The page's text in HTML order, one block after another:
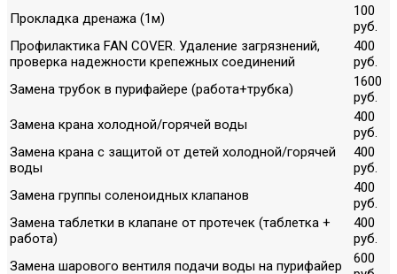
Прокладка дренажа (1м)
100
руб.
Профилактика FAN COVER. Удаление загрязнений,
проверка надежности крепежных соединений
400
руб.
Замена трубок в пурифайере (работа+трубка)
1600
руб.
Замена крана холодной/горячей воды
400
руб.
Замена крана с защитой от детей холодной/горячей
воды
400
руб.
Замена группы соленоидных клапанов
400
руб.
Замена таблетки в клапане от протечек (таблетка +
работа)
400
руб.
Замена шарового вентиля подачи воды на пурифайер
600